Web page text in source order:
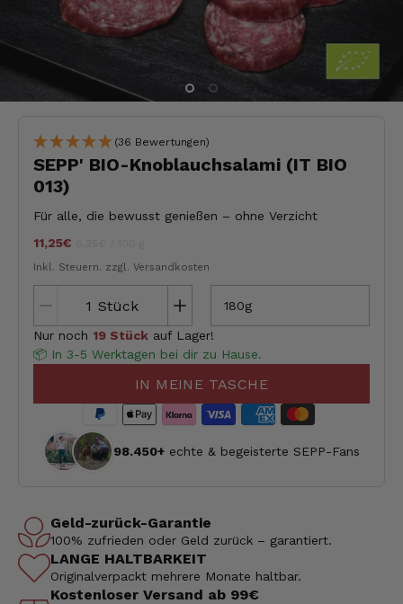
(36 Bewertungen)
SEPP' BIO-Knoblauchsalami (IT BIO
013)
Für alle, die bewusst genießen – ohne Verzicht
11,25€
Inkl. Steuern. zzgl. Versandkosten
Stück 180g
Nur noch 19 Stück auf Lager!
📦 In 3-5 Werktagen bei dir zu Hause.
IN MEINE TASCHE
98.450+ echte & begeisterte SEPP-Fans
Geld-zurück-Garantie
100% zufrieden oder Geld zurück – garantiert.
LANGE HALTBARKEIT
Originalverpackt mehrere Monate haltbar.
Kostenloser Versand ab 99€